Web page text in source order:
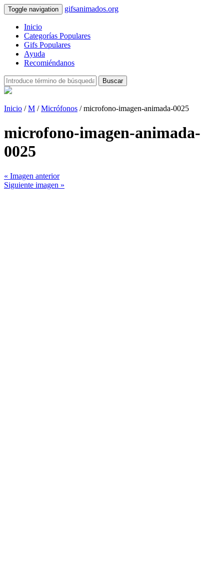
Toggle navigation gifsanimados.org
Inicio
Categorías Populares
Gifs Populares
Ayuda
Recomiéndanos
Buscar
Inicio /M /Micrófonos / microfono-imagen-animada-0025
microfono-imagen-animada-
0025
« Imagen anterior
Siguiente imagen »